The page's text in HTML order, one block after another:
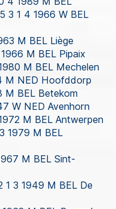
3 1 4 1966 W BEL
M BEL Liège
M BEL Pipaix
M BEL Mechelen
M NED Hoofddorp
M BEL Betekom
W NED Avenhorn
M BEL Antwerpen
1979 M BEL
M BEL Sint-
1 3 1949 M BEL De